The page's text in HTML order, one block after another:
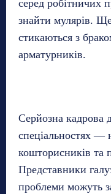
серед робітничих
знайти мулярів.
стикаються з
арматурників.
Серйозна кадрова
спеціальностях —
кошторисників та
Представники
проблеми можуть